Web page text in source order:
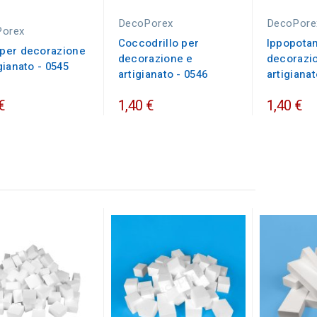
decorazione
- 0545
DecoPorex
Coccodrillo per
decorazione e
artigianato - 0546
1,40 € 1,40 €